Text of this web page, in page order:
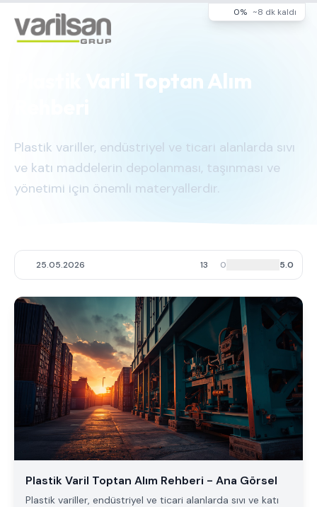
0% ~8 dk kaldı
Plastik Varil Toptan Alım
Plastik variller, endüstriyel ve ticari alanlarda sıvı
ve katı maddelerin depolanması, taşınması ve
yönetimi için önemli materyallerdir.
25.05.2026 13 0 5.0
Plastik Varil Toptan Alım Rehberi - Ana Görsel
Plastik variller, endüstriyel ve ticari alanlarda sıvı ve katı